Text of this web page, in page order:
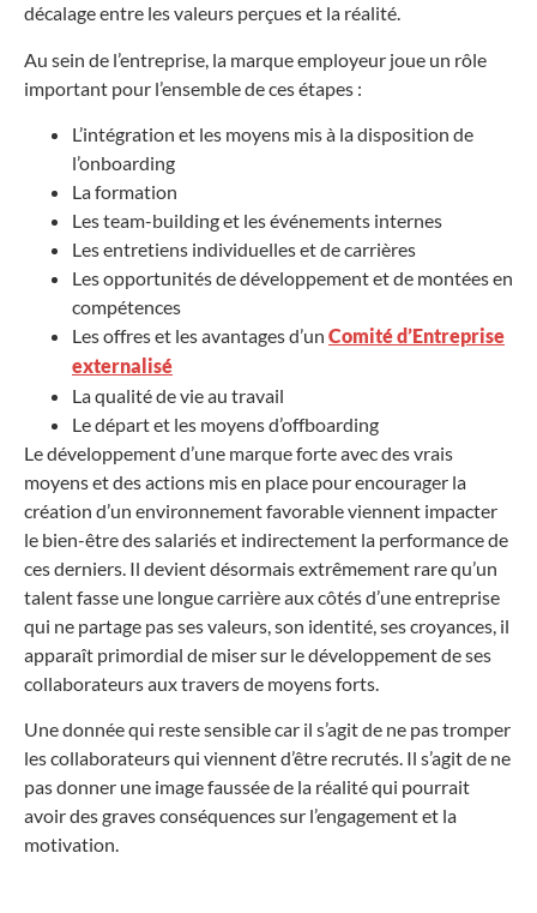
décalage entre les valeurs perçues et la réalité.
Au sein de l’entreprise, la marque employeur joue un rôle
important pour l’ensemble de ces étapes :
L’intégration et les moyens mis à la disposition de
l’onboarding
La formation
Les team-building et les événements internes
Les entretiens individuelles et de carrières
Les opportunités de développement et de montées en
compétences
Les offres et les avantages d’un Comité d’Entreprise
externalisé
La qualité de vie au travail
Le départ et les moyens d’offboarding
Le développement d’une marque forte avec des vrais
moyens et des actions mis en place pour encourager la
création d’un environnement favorable viennent impacter
le bien-être des salariés et indirectement la performance de
ces derniers. Il devient désormais extrêmement rare qu’un
talent fasse une longue carrière aux côtés d’une entreprise
qui ne partage pas ses valeurs, son identité, ses croyances, il
apparaît primordial de miser sur le développement de ses
collaborateurs aux travers de moyens forts.
Une donnée qui reste sensible car il s’agit de ne pas tromper
les collaborateurs qui viennent d’être recrutés. Il s’agit de ne
pas donner une image faussée de la réalité qui pourrait
avoir des graves conséquences sur l’engagement et la
motivation.